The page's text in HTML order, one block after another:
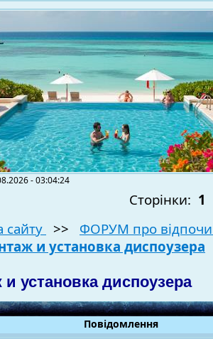
- 03:04:24
Сторінки: 1
сайту
>> ФОРУМ про
и установка диспоузера
установка диспоузера
Повідомлення